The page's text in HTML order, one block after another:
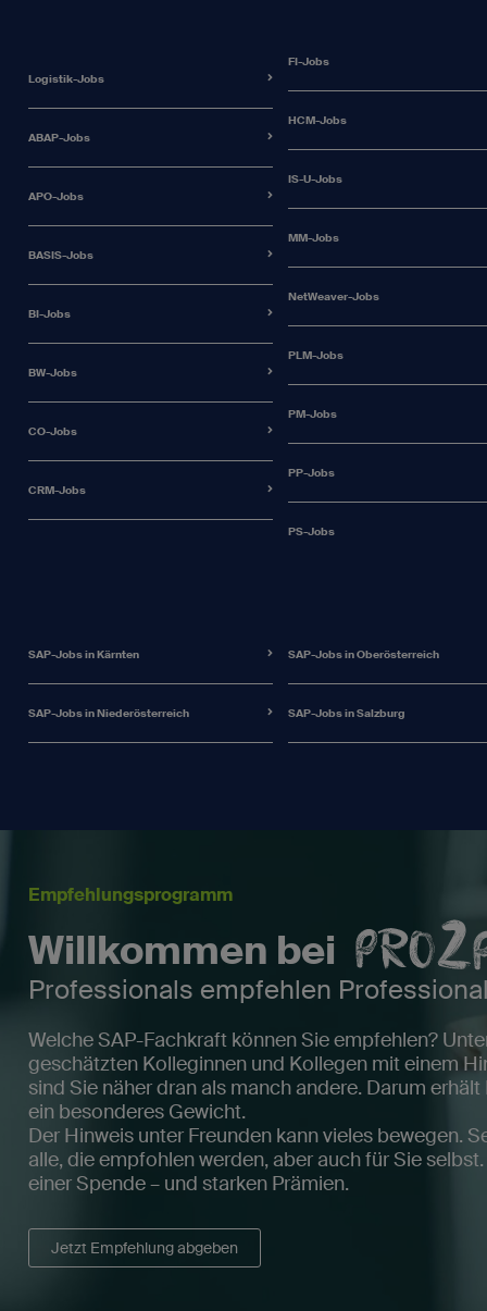
Logistik-Jobs
ABAP-Jobs
APO-Jobs
BASIS-Jobs
BI-Jobs
BW-Jobs
CO-Jobs
CRM-Jobs
FI-Jobs
HCM-Jobs
IS-U-Jobs
MM-Jobs
NetWeaver-Jobs
PLM-Jobs
PM-Jobs
PP-Jobs
PS-Jobs
SAP-Jobs in Kärnten
SAP-Jobs in Niederösterreich
SAP-Jobs in Oberösterreich
SAP-Jobs in Salzburg
Empfehlungsprogramm
Willkommen bei
Professionals empfehlen
Welche SAP-Fachkraft können Sie empfehlen?
geschätzten Kolleginnen und Kollegen mit einem
sind Sie näher dran als manch andere. Darum
ein besonderes Gewicht.
Der Hinweis unter Freunden kann vieles bewegen.
alle, die empfohlen werden, aber auch für Sie
einer Spende – und starken Prämien.
Jetzt Empfehlung abgeben